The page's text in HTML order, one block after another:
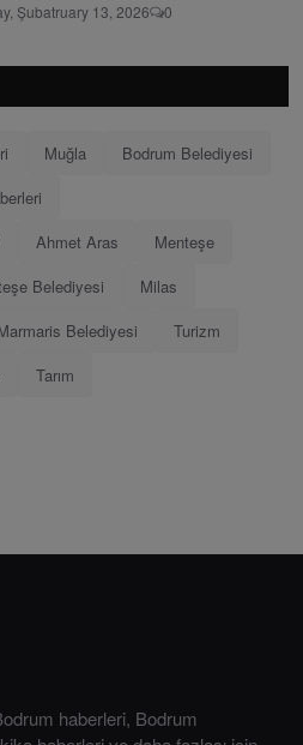
Şubatruary 13, 2026 0
Muğla
Bodrum Belediyesi
Ahmet Aras
Menteşe
Belediyesi
Milas
Belediyesi
Turizm
Tarım
haberleri, Bodrum